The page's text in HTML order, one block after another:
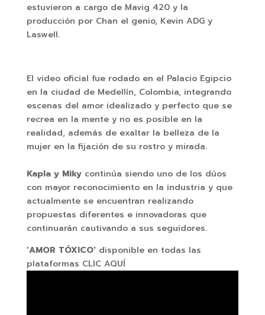
estuvieron a cargo de Mavig 420 y la
producción por Chan el genio, Kevin ADG y
Laswell.
El video oficial fue rodado en el Palacio Egipcio
en la ciudad de Medellín, Colombia, integrando
escenas del amor idealizado y perfecto que se
recrea en la mente y no es posible en la
realidad, además de exaltar la belleza de la
mujer en la fijación de su rostro y mirada.
Kapla y Mikycontinúa siendo uno de los dúos
con mayor reconocimiento en la industria y que
actualmente se encuentran realizando
propuestas diferentes e innovadoras que
continuarán cautivando a sus seguidores.
‘AMOR TÓXICO’ disponible en todas las
plataformas CLIC AQUÍ